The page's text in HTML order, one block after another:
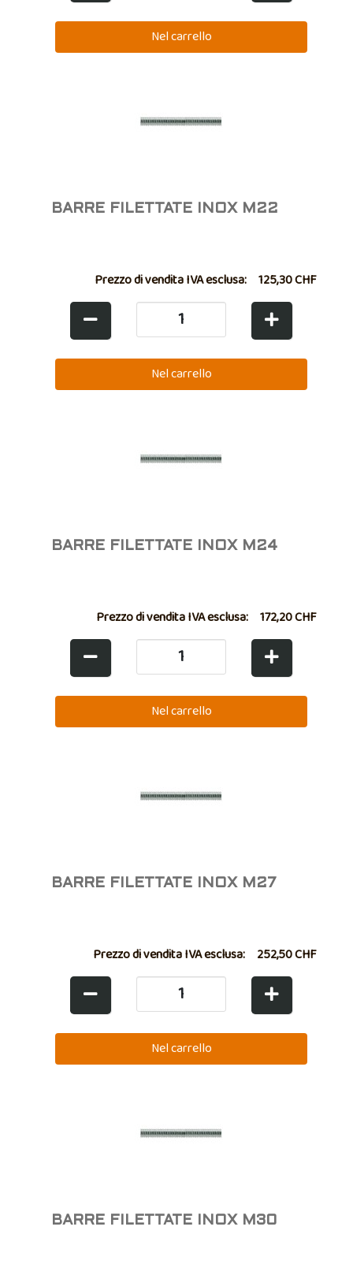
BARRE FILETTATE INOX M22
Prezzo di vendita IVA esclusa: 125,30 CHF
BARRE FILETTATE INOX M24
Prezzo di vendita IVA esclusa: 172,20 CHF
BARRE FILETTATE INOX M27
Prezzo di vendita IVA esclusa: 252,50 CHF
BARRE FILETTATE INOX M30